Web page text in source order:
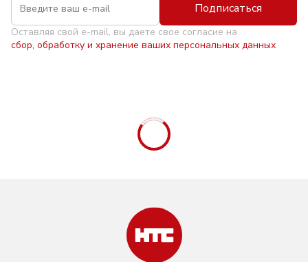
Подписаться
Оставляя свой e-mail, вы даете свое согласие на
сбор, обработку и хранение ваших персональных данных